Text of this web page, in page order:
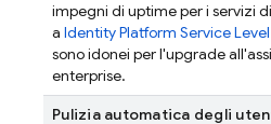
impegni di uptime per i servizi
a Identity Platform Service
sono idonei per l'upgrade
enterprise.
Pulizia automatica degli